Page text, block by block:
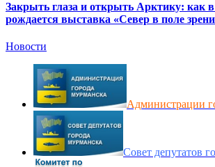
Закрыть глаза и открыть Арктику: как
рождается выставка «Север в поле
Новости
Администрации
Совет депутатов